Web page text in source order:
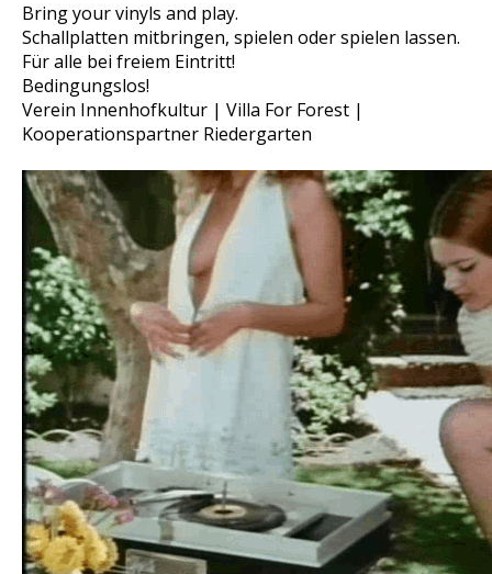
Bring your vinyls and play.
Schallplatten mitbringen, spielen oder spielen lassen.
Für alle bei freiem Eintritt!
Bedingungslos!
Verein Innenhofkultur | Villa For Forest |
Kooperationspartner Riedergarten